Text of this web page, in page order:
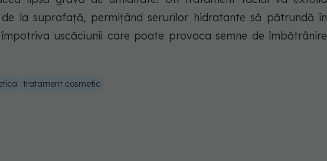
la suprafață, permițând serurilor hidratante să pătrundă în
uscăciunii care poate provoca semne de îmbătrânire
tratament cosmetic